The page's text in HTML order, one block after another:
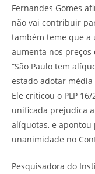
Fernandes Gomes
não vai contribuir
também teme que a
aumenta nos preços
“São Paulo tem
estado adotar média
Ele criticou o PLP
unificada prejudica
alíquotas, e apontou
unanimidade no
Pesquisadora do